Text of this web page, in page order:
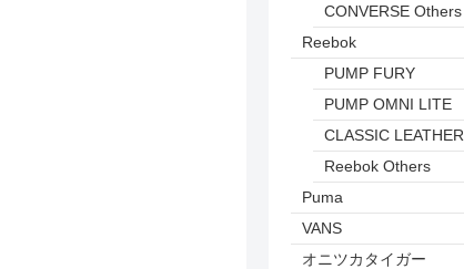
CONVERSE Others
Reebok
PUMP FURY
PUMP OMNI LITE
CLASSIC LEATHER
Reebok Others
Puma
VANS
オニツカタイガー